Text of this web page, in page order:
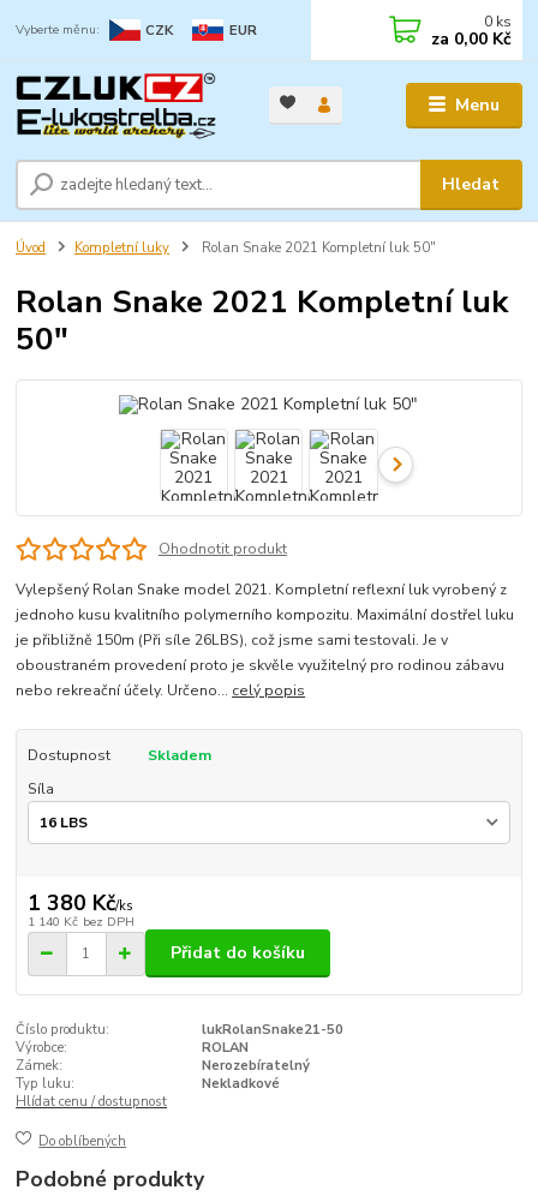
Menu
CZK EUR
Hledat
0 ks
za 0,00 Kč
Úvod Kompletní luky Rolan Snake 2021 Kompletní luk 50"
Rolan Snake 2021 Kompletní luk
50"
Ohodnotit produkt
Vylepšený Rolan Snake model 2021. Kompletní reflexní luk vyrobený z
jednoho kusu kvalitního polymerního kompozitu. Maximální dostřel luku
je přibližně 150m (Při síle 26LBS), což jsme sami testovali. Je v
oboustraném provedení proto je skvěle využitelný pro rodinou zábavu
nebo rekreační účely. Určeno... celý popis
Dostupnost
Skladem
Síla
1 380 Kč/ks
1 140 Kč bez DPH
Přidat do košíku
Číslo produktu:
lukRolanSnake21-50
Výrobce:
ROLAN
Zámek:
Nerozebíratelný
Typ luku:
Nekladkové
Hlídat cenu / dostupnost
Do oblíbených
Podobné produkty